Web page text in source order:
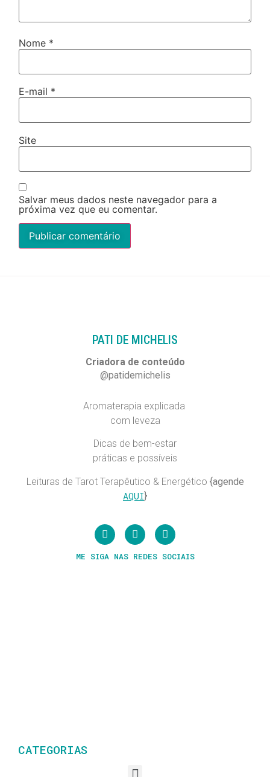
Nome *
E-mail *
Site
Salvar meus dados neste navegador para a
próxima vez que eu comentar.
PATI DE MICHELIS​
Criadora de conteúdo
@patidemichelis
Aromaterapia explicada
com leveza
Dicas de bem-estar
práticas e possíveis
Leituras de Tarot Terapêutico & Energético {agende
AQUI}
ME SIGA NAS REDES SOCIAIS
CATEGORIAS